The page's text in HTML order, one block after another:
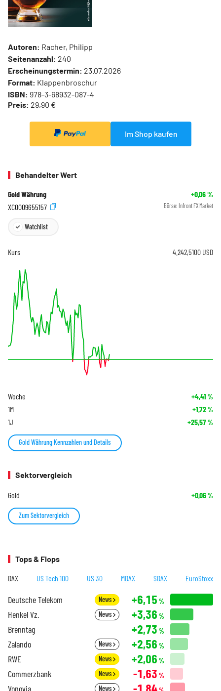
Autoren: Racher, Philipp
Seitenanzahl: 240
Erscheinungstermin: 23.07.2026
Format: Klappenbroschur
ISBN: 978-3-68932-087-4
Preis: 29,90 €
Im Shop kaufen
Behandelter Wert
Gold Währung +0,06%
XC0009655157
Börse: Infront FX Market
Watchlist
Kurs 4.242,5100 USD
Woche +4,41 %
1M +1,72%
1J +25,57%
Gold Währung Kennzahlen und Details
Sektorvergleich
Gold +0,06%
Zum Sektorvergleich
Tops & Flops
DAX US Tech 100 US 30 MDAX SDAX EuroStoxx
Deutsche Telekom News +6,15 %
Henkel Vz. News +3,36 %
Brenntag +2,73 %
Zalando News +2,56 %
RWE News +2,06 %
Commerzbank News -1,63 %
Vonovia News -1,84